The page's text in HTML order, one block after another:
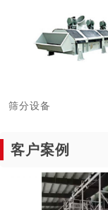
筛分设备
客户案例